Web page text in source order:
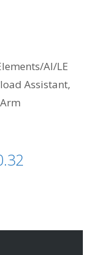
AI/LE
Assistant,